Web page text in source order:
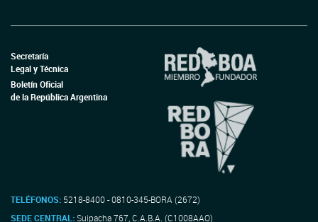
Secretaría
Legal y Técnica
Boletín Oficial
de la República Argentina
TELÉFONOS: 5218-8400 - 0810-345-BORA (2672)
SEDE CENTRAL:Suipacha 767, C.A.B.A. (C1008AAO)